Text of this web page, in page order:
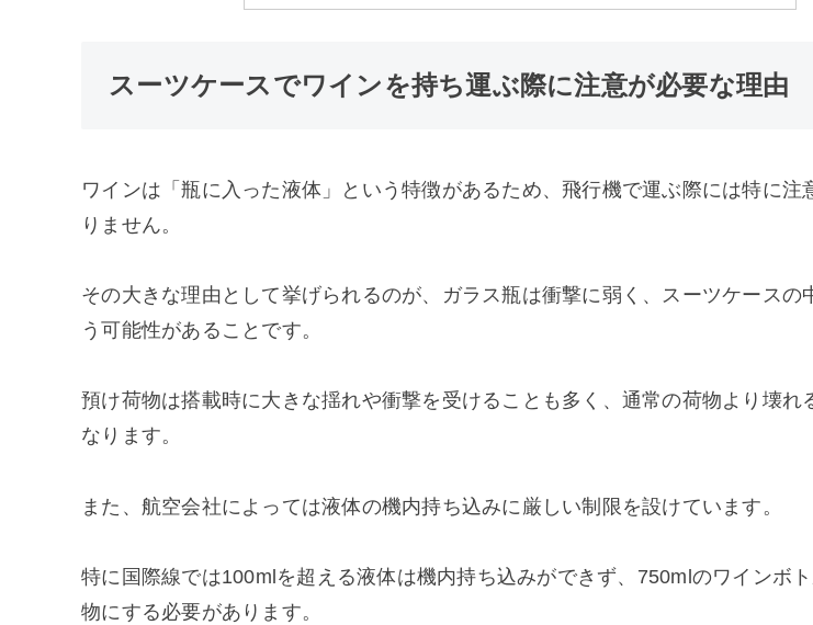
スーツケースでワインを持ち運ぶ際に注意が必要な理由
ワインは「瓶に入った液体」という特徴があるため、飛行機で運ぶ際には特に注
りません。
その大きな理由として挙げられるのが、ガラス瓶は衝撃に弱く、スーツケースの
う可能性があることです。
預け荷物は搭載時に大きな揺れや衝撃を受けることも多く、通常の荷物より壊れ
なります。
また、航空会社によっては液体の機内持ち込みに厳しい制限を設けています。
特に国際線では100mlを超える液体は機内持ち込みができず、750mlのワインボ
物にする必要があります。